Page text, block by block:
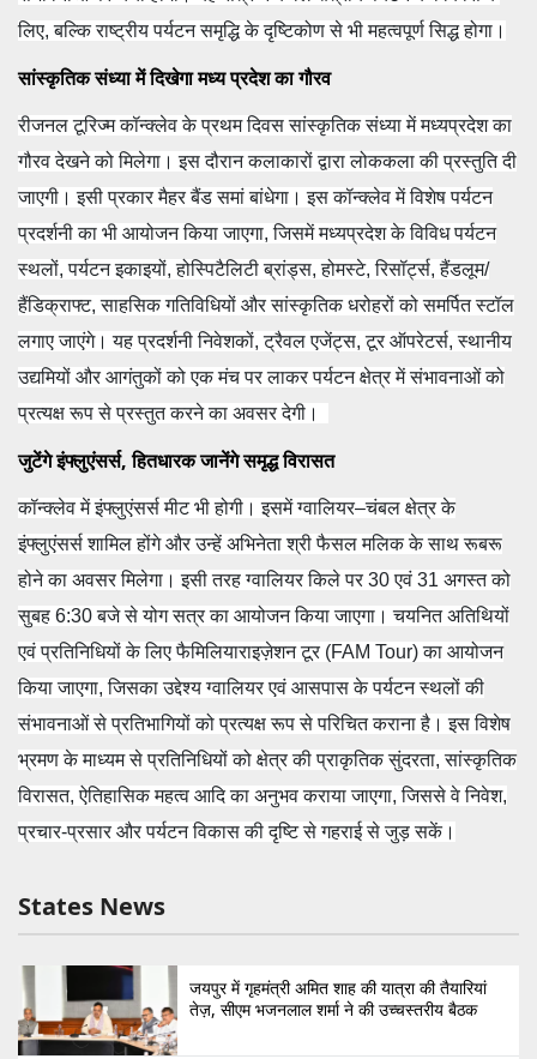
लिए, बल्कि राष्ट्रीय पर्यटन समृद्धि के दृष्टिकोण से भी महत्वपूर्ण सिद्ध होगा।
सांस्कृतिक संध्या में दिखेगा मध्य प्रदेश का गौरव
रीजनल टूरिज्म कॉन्क्लेव के प्रथम दिवस सांस्कृतिक संध्या में मध्यप्रदेश का
गौरव देखने को मिलेगा। इस दौरान कलाकारों द्वारा लोककला की प्रस्तुति दी
जाएगी। इसी प्रकार मैहर बैंड समां बांधेगा। इस कॉन्क्लेव में विशेष पर्यटन
प्रदर्शनी का भी आयोजन किया जाएगा, जिसमें मध्यप्रदेश के विविध पर्यटन
स्थलों, पर्यटन इकाइयों, होस्पिटैलिटी ब्रांड्स, होमस्टे, रिसॉर्ट्स, हैंडलूम/
हैंडिक्राफ्ट, साहसिक गतिविधियों और सांस्कृतिक धरोहरों को समर्पित स्टॉल
लगाए जाएंगे। यह प्रदर्शनी निवेशकों, ट्रैवल एजेंट्स, टूर ऑपरेटर्स, स्थानीय
उद्यमियों और आगंतुकों को एक मंच पर लाकर पर्यटन क्षेत्र में संभावनाओं को
प्रत्यक्ष रूप से प्रस्तुत करने का अवसर देगी।
जुटेंगे इंफ्लुएंसर्स, हितधारक जानेंगे समृद्ध विरासत
कॉन्क्लेव में इंफ्लुएंसर्स मीट भी होगी। इसमें ग्वालियर–चंबल क्षेत्र के
इंफ्लुएंसर्स शामिल होंगे और उन्हें अभिनेता श्री फैसल मलिक के साथ रूबरू
होने का अवसर मिलेगा। इसी तरह ग्वालियर किले पर 30 एवं 31 अगस्त को
सुबह 6:30 बजे से योग सत्र का आयोजन किया जाएगा। चयनित अतिथियों
एवं प्रतिनिधियों के लिए फैमिलियाराइज़ेशन टूर (FAM Tour) का आयोजन
किया जाएगा, जिसका उद्देश्य ग्वालियर एवं आसपास के पर्यटन स्थलों की
संभावनाओं से प्रतिभागियों को प्रत्यक्ष रूप से परिचित कराना है। इस विशेष
भ्रमण के माध्यम से प्रतिनिधियों को क्षेत्र की प्राकृतिक सुंदरता, सांस्कृतिक
विरासत, ऐतिहासिक महत्व आदि का अनुभव कराया जाएगा, जिससे वे निवेश,
प्रचार-प्रसार और पर्यटन विकास की दृष्टि से गहराई से जुड़ सकें।
States News
जयपुर में गृहमंत्री अमित शाह की यात्रा की तैयारियां
तेज़, सीएम भजनलाल शर्मा ने की उच्चस्तरीय बैठक